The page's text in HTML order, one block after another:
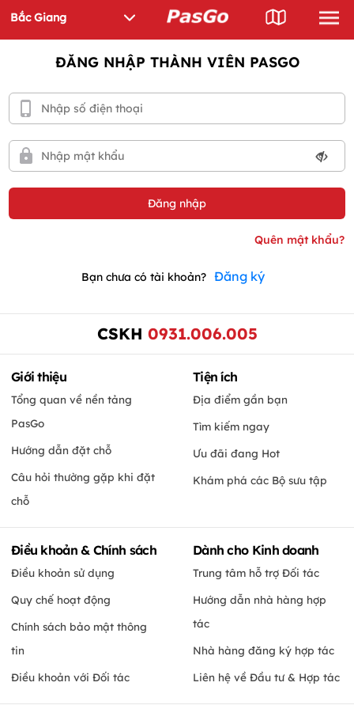
ĐĂNG NHẬP THÀNH VIÊN PASGO
Bạn chưa có tài khoản? Đăng ký
CSKH 0931.006.005
Giới thiệu
Tổng quan về nền tảng
PasGo
Hướng dẫn đặt chỗ
Câu hỏi thường gặp khi đặt
chỗ
Tiện ích
Địa điểm gần bạn
Tìm kiếm ngay
Ưu đãi đang Hot
Khám phá các Bộ sưu tập
Điều khoản & Chính sách
Điều khoản sử dụng
Quy chế hoạt động
Chính sách bảo mật thông
tin
Điều khoản với Đối tác
Dành cho Kinh doanh
Trung tâm hỗ trợ Đối tác
Hướng dẫn nhà hàng hợp
tác
Nhà hàng đăng ký hợp tác
Liên hệ về Đầu tư & Hợp tác